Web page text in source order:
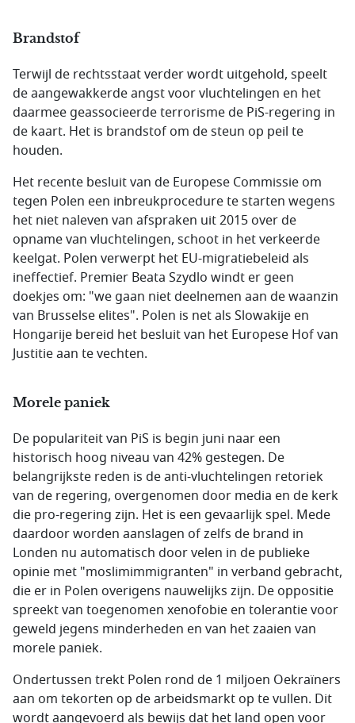
Brandstof
Terwijl de rechtsstaat verder wordt uitgehold, speelt
de aangewakkerde angst voor vluchtelingen en het
daarmee geassocieerde terrorisme de PiS-regering in
de kaart. Het is brandstof om de steun op peil te
houden.
Het recente besluit van de Europese Commissie om
tegen Polen een inbreukprocedure te starten wegens
het niet naleven van afspraken uit 2015 over de
opname van vluchtelingen, schoot in het verkeerde
keelgat. Polen verwerpt het EU-migratiebeleid als
ineffectief. Premier Beata Szydlo windt er geen
doekjes om: "we gaan niet deelnemen aan de waanzin
van Brusselse elites". Polen is net als Slowakije en
Hongarije bereid het besluit van het Europese Hof van
Justitie aan te vechten.
Morele paniek
De populariteit van PiS is begin juni naar een
historisch hoog niveau van 42% gestegen. De
belangrijkste reden is de anti-vluchtelingen retoriek
van de regering, overgenomen door media en de kerk
die pro-regering zijn. Het is een gevaarlijk spel. Mede
daardoor worden aanslagen of zelfs de brand in
Londen nu automatisch door velen in de publieke
opinie met "moslimimmigranten" in verband gebracht,
die er in Polen overigens nauwelijks zijn. De oppositie
spreekt van toegenomen xenofobie en tolerantie voor
geweld jegens minderheden en van het zaaien van
morele paniek.
Ondertussen trekt Polen rond de 1 miljoen Oekraïners
aan om tekorten op de arbeidsmarkt op te vullen. Dit
wordt aangevoerd als bewijs dat het land open voor